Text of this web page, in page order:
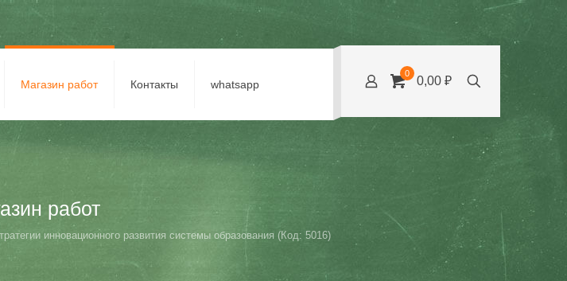
Магазин работ Контакты whatsapp
0
0,00 ₽
работ
инновационного развития системы образования (Код: 5016)